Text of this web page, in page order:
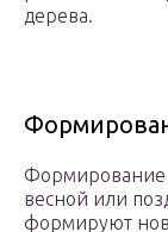
дерева.
Формирование
весной или
формируют